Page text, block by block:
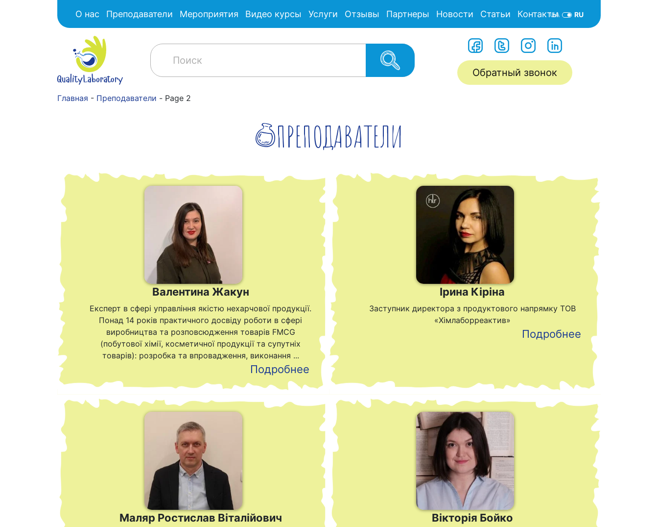
О нас Преподаватели Мероприятия Видео курсы Услуги Отзывы Партнеры Новости Статьи Контакты
UA RU
Обратный звонок
Главная - Преподаватели - Page 2
ПРЕПОДАВАТЕЛИ
Валентина Жакун
Експерт в сфері управління якістю нехарчової продукції.
Понад 14 років практичного досвіду роботи в сфері
виробництва та розповсюдження товарів FMCG
(побутової хімії, косметичної продукції та супутніх
товарів): розробка та впровадження, виконання ...
Подробнее
Ірина Кіріна
Заступник директора з продуктового напрямку ТОВ
«Хімлаборреактив»
Подробнее
Маляр Ростислав Віталійович
Вікторія Бойко